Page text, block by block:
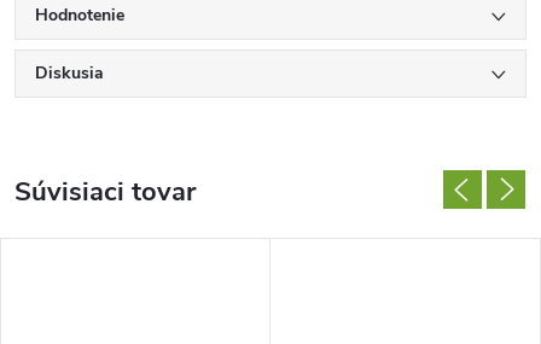
Hodnotenie
Diskusia
Súvisiaci tovar